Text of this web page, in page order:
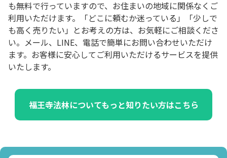
も無料で行っていますので、お住まいの地域に関係なくご
利用いただけます。「どこに頼むか迷っている」「少しで
も高く売りたい」とお考えの方は、お気軽にご相談くださ
い。メール、LINE、電話で簡単にお問い合わせいただけ
ます。お客様に安心してご利用いただけるサービスを提供
いたします。
福王寺法林についてもっと知りたい方はこちら